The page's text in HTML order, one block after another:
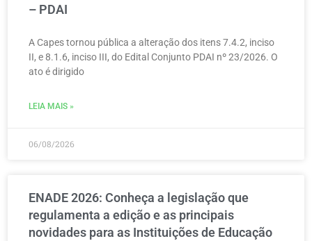
– PDAI
A Capes tornou pública a alteração dos itens 7.4.2, inciso
II, e 8.1.6, inciso III, do Edital Conjunto PDAI nº 23/2026. O
ato é dirigido
LEIA MAIS »
06/08/2026
ENADE 2026: Conheça a legislação que
regulamenta a edição e as principais
novidades para as Instituições de Educação